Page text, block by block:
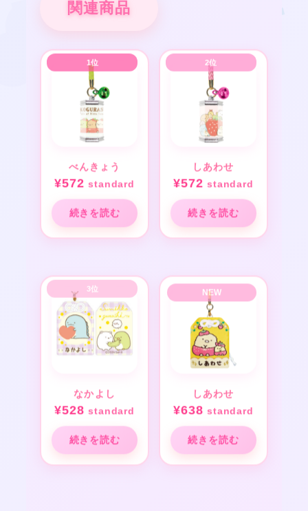
関連商品
べんきょう
¥572 standard
続きを読む
しあわせ
¥572 standard
続きを読む
なかよし
¥528 standard
続きを読む
しあわせ
¥638 standard
続きを読む